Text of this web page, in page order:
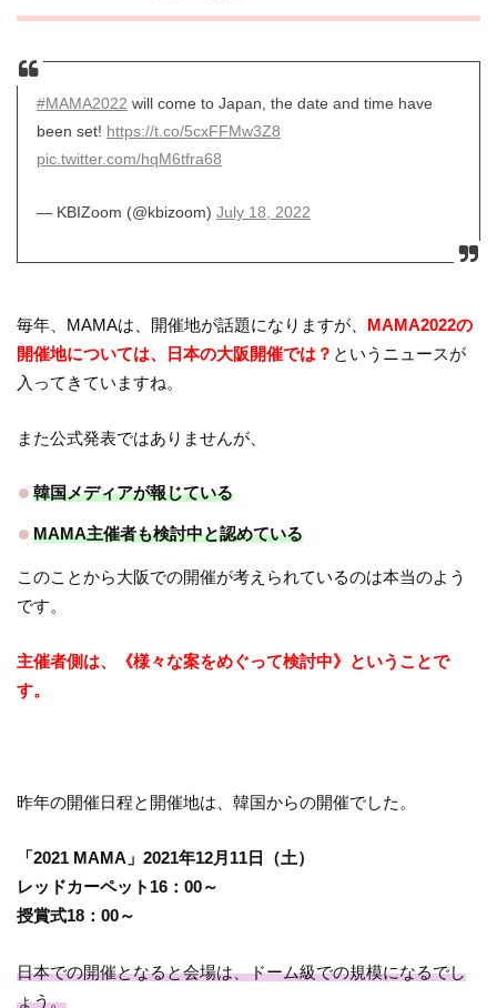
#MAMA2022 will come to Japan, the date and time have
been set! https://t.co/5cxFFMw3Z8
pic.twitter.com/hqM6tfra68
— KBIZoom (@kbizoom) July 18, 2022
毎年、MAMAは、開催地が話題になりますが、 MAMA2022の
開催地については、日本の大阪開催では？ というニュースが
入ってきていますね。
また公式発表ではありませんが、
韓国メディアが報じている
MAMA主催者も検討中と認めている
このことから大阪での開催が考えられているのは本当のよう
です。
主催者側は、《様々な案をめぐって検討中》ということで
す。
昨年の開催日程と開催地は、韓国からの開催でした。
「2021 MAMA」2021年12月11日（土）
レッドカーペット16：00～
授賞式18：00～
日本での開催となると会場は、ドーム級での規模になるでし
ょう。